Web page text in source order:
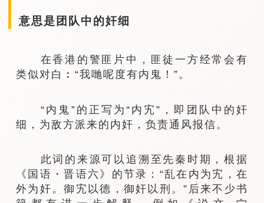
意思是团队中的奸细
在香港的警匪片中，匪徒一方经常会有
类似对白︰“我哋呢度有内鬼！”。
“内鬼”的正写为“内宄”，即团队中的奸
细，为敌方派来的内奸，负责通风报信。
此词的来源可以追溯至先秦时期，根据
《国语・晋语六》的节录：“乱在内为宄，在
外为奸。御宄以德，御奸以刑。”后来不少书